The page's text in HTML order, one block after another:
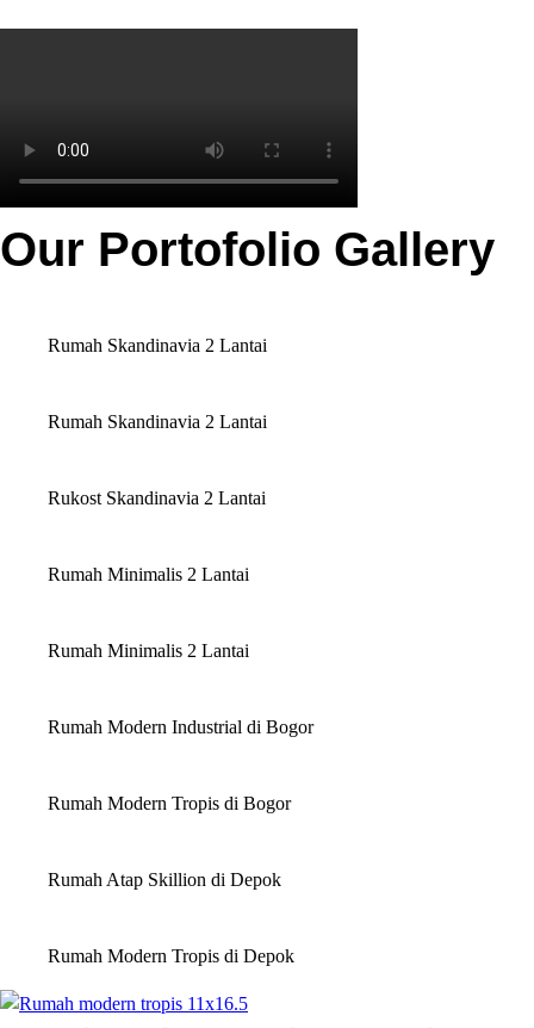
Our Portofolio Gallery
Rumah Skandinavia 2 Lantai
Rumah Skandinavia 2 Lantai
Rukost Skandinavia 2 Lantai
Rumah Minimalis 2 Lantai
Rumah Minimalis 2 Lantai
Rumah Modern Industrial di Bogor
Rumah Modern Tropis di Bogor
Rumah Atap Skillion di Depok
Rumah Modern Tropis di Depok